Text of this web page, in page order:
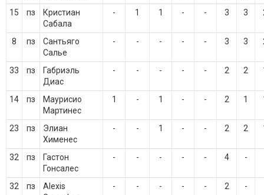
15
пз
Кристиан
Сабала
- 1 1 - - 3 3
8 пз
Сантьяго
Салье
- - - - - 3 3
33 пз
Габриэль
Диас
- - - - - 2 2
14 пз
Маурисио
Мартинес
1 - 1 - - 2 1
23 пз
Элиан
Хименес
- - 1 - - 2 2
32 пз
Гастон
Гонсалес
- - - - - 4 -
32 пз
Alexis
- - - - - 2 -